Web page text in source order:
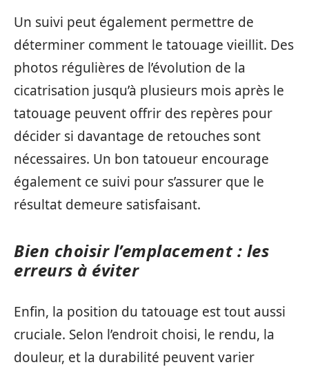
Un suivi peut également permettre de
déterminer comment le tatouage vieillit. Des
photos régulières de l’évolution de la
cicatrisation jusqu’à plusieurs mois après le
tatouage peuvent offrir des repères pour
décider si davantage de retouches sont
nécessaires. Un bon tatoueur encourage
également ce suivi pour s’assurer que le
résultat demeure satisfaisant.
Bien choisir l’emplacement : les
erreurs à éviter
Enfin, la position du tatouage est tout aussi
cruciale. Selon l’endroit choisi, le rendu, la
douleur, et la durabilité peuvent varier